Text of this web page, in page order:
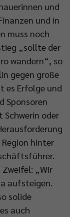
und
und in
muss noch
„sollte der
wandern“, so
gegen große
es Erfolge und
Sponsoren
Schwerin oder
hinter
„Wir
aufsteigen.
solide
auch